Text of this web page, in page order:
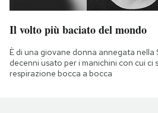
Il volto più baciato del mondo
È di una giovane donna annegata
decenni usato per i manichini con cui ci
respirazione bocca a bocca